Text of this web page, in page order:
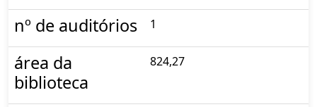
nº de auditórios 1
área da
biblioteca
824,27